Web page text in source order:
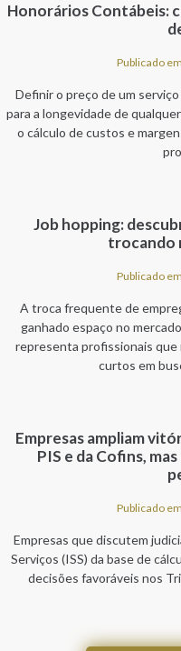
Honorários Contábeis:
Publicado
Definir o preço de um
para a longevidade de
o cálculo de custos e
Job hopping:
trocando
Publicado
A troca frequente de
ganhado espaço no
representa profissionais que
curtos em
Empresas ampliam
PIS e da Cofins,
Publicado
Empresas que discutem
Serviços (ISS) da base de
decisões favoráveis nos